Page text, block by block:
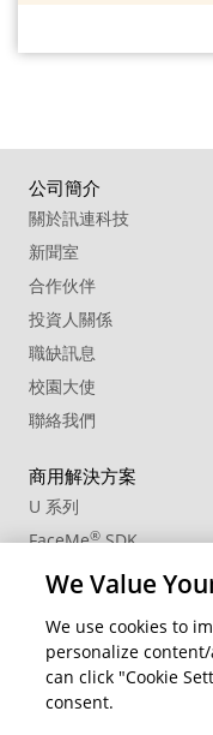
公司簡介
關於訊連科技
新聞室
合作伙伴
投資人關係
職缺訊息
校園大使
聯絡我們
商用解決方案
U 系列
FaceMe®SDK
社群資源
會員專區
We Value
We use cookies to
personalize
can click "Cookie
consent.